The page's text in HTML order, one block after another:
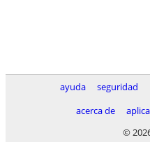
ayuda seguridad
acerca de
©